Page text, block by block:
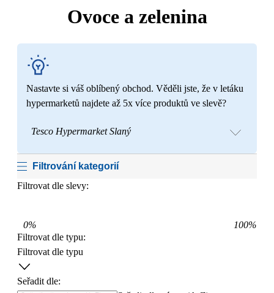
Ovoce a zelenina
Nastavte si váš oblíbený obchod. Věděli jste, že v letáku
hypermarketů najdete až 5x více produktů ve slevě?
Tesco Hypermarket Slaný
Filtrování kategorií
Filtrovat dle slevy:
0% 100%
Filtrovat dle typu:
Filtrovat dle typu
Seřadit dle: